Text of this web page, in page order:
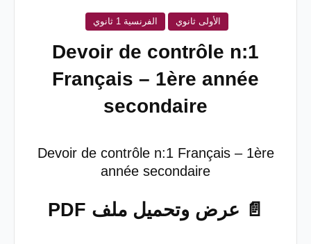
الأولى ثانوي الفرنسية 1 ثانوي
Devoir de contrôle n:1
Français – 1ère année
secondaire
Devoir de contrôle n:1 Français – 1ère
année secondaire
📄 عرض وتحميل ملف PDF